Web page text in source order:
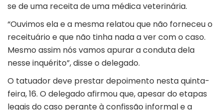
se de uma receita de uma médica veterinária.
“Ouvimos ela e a mesma relatou que não forneceu o
receituário e que não tinha nada a ver com o caso.
Mesmo assim nós vamos apurar a conduta dela
nesse inquérito”, disse o delegado.
O tatuador deve prestar depoimento nesta quinta-
feira, 16. O delegado afirmou que, apesar do etapas
legais do caso perante à confissão informal e a